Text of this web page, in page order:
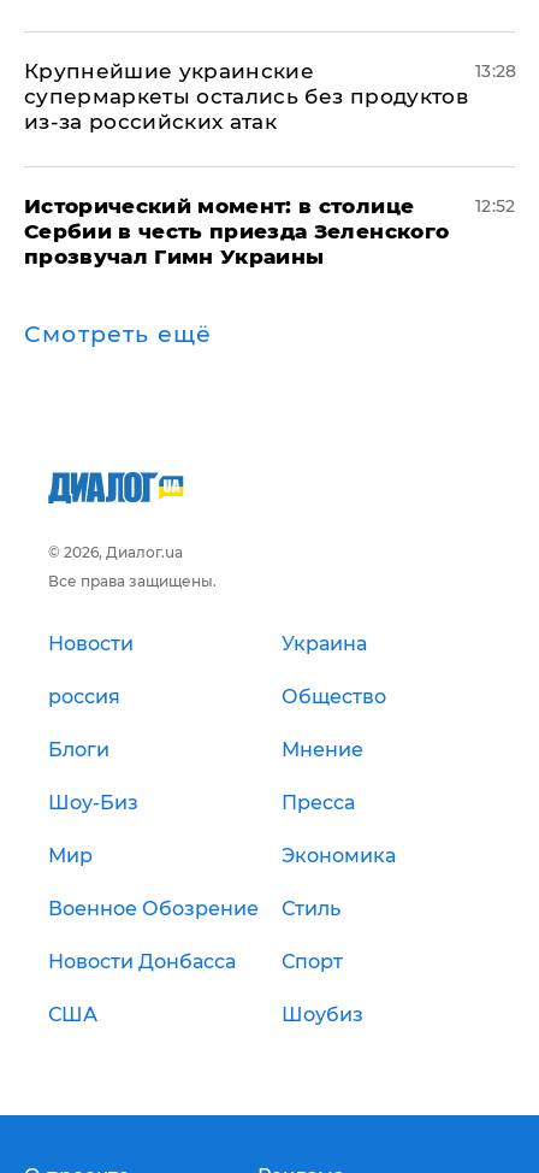
Крупнейшие украинские
супермаркеты остались без продуктов
из-за российских атак
13:28
Исторический момент: в столице
Сербии в честь приезда Зеленского
прозвучал Гимн Украины
12:52
Смотреть ещё
© 2026, Диалог.ua
Все права защищены.
Новости Украина
россия Общество
Блоги Мнение
Шоу-Биз Пресса
Мир Экономика
Военное Обозрение Стиль
Новости Донбасса Спорт
США Шоубиз